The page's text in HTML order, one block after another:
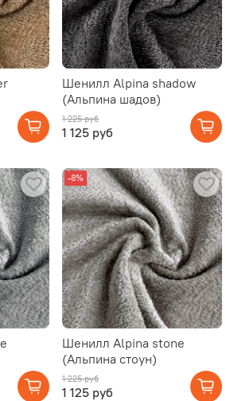
Шенилл Alpina shadow
(Альпина шадов)
1 225 руб
1 125 руб
-8%
Шенилл Alpina stone
(Альпина стоун)
1 225 руб
1 125 руб